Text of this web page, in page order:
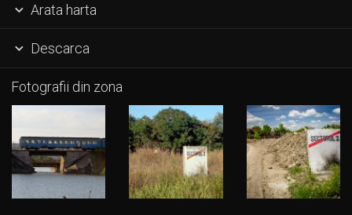
 Arata harta
 Descarca
Fotografii din zona